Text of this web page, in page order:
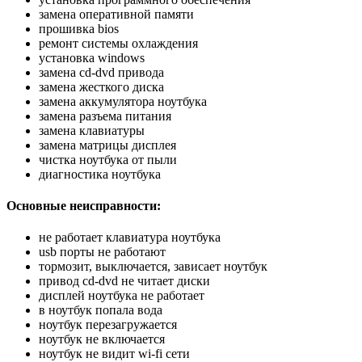
замена оперативной памяти
прошивка bios
ремонт системы охлаждения
установка windows
замена cd-dvd привода
замена жесткого диска
замена аккумулятора ноутбука
замена разъема питания
замена клавиатуры
замена матрицы дисплея
чистка ноутбука от пыли
диагностика ноутбука
Основные неисправности:
не работает клавиатура ноутбука
usb порты не работают
тормозит, выключается, зависает ноутбук
привод cd-dvd не читает диски
дисплей ноутбука не работает
в ноутбук попала вода
ноутбук перезагружается
ноутбук не включается
ноутбук не видит wi-fi сети